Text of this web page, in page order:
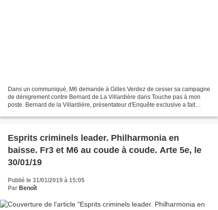
Dans un communiqué, M6 demande à Gilles Verdez de cesser sa campagne
de dénigrement contre Bernard de La Villardière dans Touche pas à mon
poste. Bernard de la Villardière, présentateur d'Enquête exclusive a fait
Esprits criminels leader. Philharmonia en
baisse. Fr3 et M6 au coude à coude. Arte 5e, le
30/01/19
Publié le 31/01/2019 à 15:05
Par Benoît